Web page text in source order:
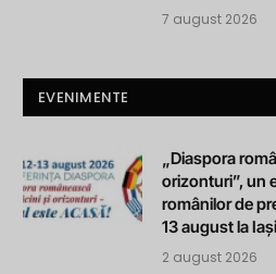
7 august 2026
EVENIMENTE
„Diaspora
orizonturi”, un
românilor de
13 august la Iași
2 august 2026